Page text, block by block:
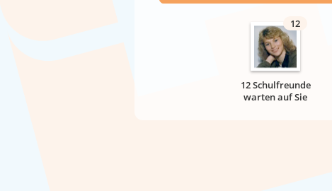
12
12 Schulfreunde
warten auf Sie